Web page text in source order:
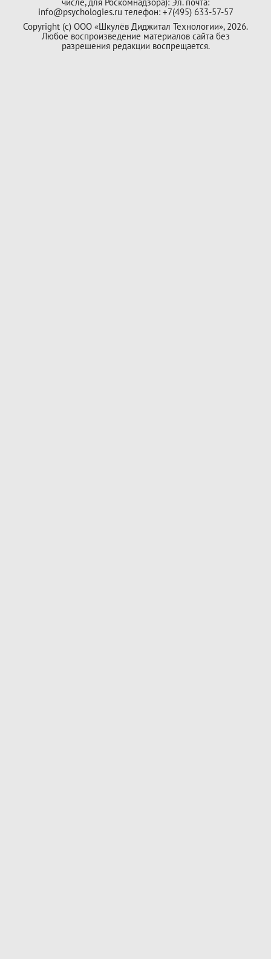
info@psychologies.ru телефон: +7(495) 633-57-57
Copyright (с) ООО «Шкулёв Диджитал Технологии», 2026.
Любое воспроизведение материалов сайта без
разрешения редакции воспрещается.